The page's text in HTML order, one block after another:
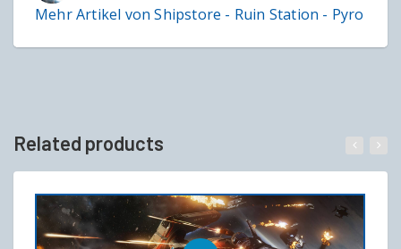
Mehr Artikel von Shipstore - Ruin Station - Pyro
Related products